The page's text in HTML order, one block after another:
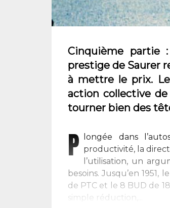
Cinquième partie
prestige de Saurer
à mettre le prix.
action collective
tourner bien des
P
longée dans
productivité, la
l’utilisation, un
besoins. Jusqu’en
de PTC et le 8 BUD de
simple réduction,...